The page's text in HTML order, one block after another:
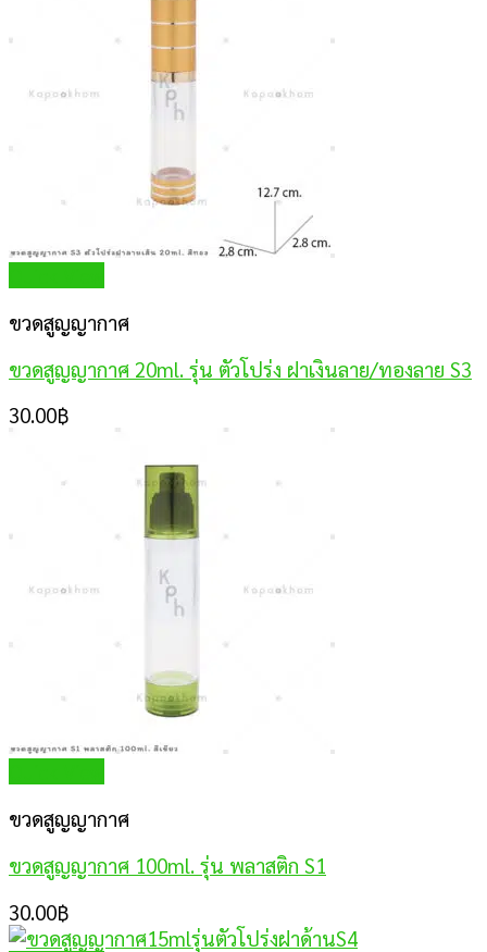
ขวดสูญญากาศ
ขวดสูญญากาศ 20ml. รุ่น ตัวโปร่ง ฝาเงินลาย/ทองลาย S3
30.00฿
ขวดสูญญากาศ
ขวดสูญญากาศ 100ml. รุ่น พลาสติก S1
30.00฿